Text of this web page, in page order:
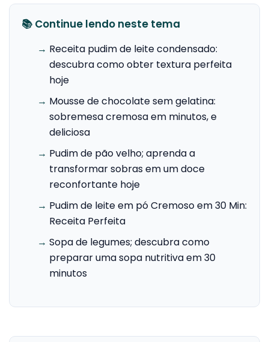
📚 Continue lendo neste tema
→ Receita pudim de leite condensado:
descubra como obter textura perfeita
hoje
→ Mousse de chocolate sem gelatina:
sobremesa cremosa em minutos, e
deliciosa
→ Pudim de pão velho; aprenda a
transformar sobras em um doce
reconfortante hoje
→ Pudim de leite em pó Cremoso em 30 Min:
Receita Perfeita
→ Sopa de legumes; descubra como
preparar uma sopa nutritiva em 30
minutos